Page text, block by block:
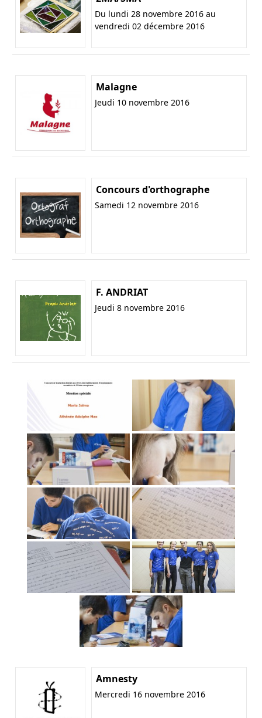
Du lundi 28 novembre 2016 au
vendredi 02 décembre 2016
Malagne
Jeudi 10 novembre 2016
Concours d'orthographe
Samedi 12 novembre 2016
F. ANDRIAT
Jeudi 8 novembre 2016
Amnesty
Mercredi 16 novembre 2016